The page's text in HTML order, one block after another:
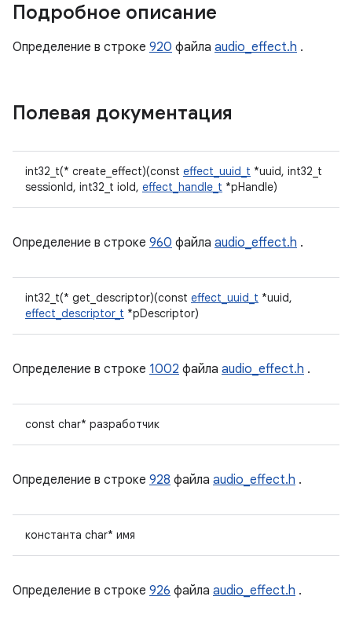
Подробное описание
Определение в строке 920 файла audio_effect.h .
Полевая документация
int32_t(* create_effect)(const effect_uuid_t *uuid, int32_t
sessionId, int32_t ioId, effect_handle_t *pHandle)
Определение в строке 960 файла audio_effect.h .
int32_t(* get_descriptor)(const effect_uuid_t *uuid,
effect_descriptor_t *pDescriptor)
Определение в строке 1002 файла audio_effect.h .
const char* разработчик
Определение в строке 928 файла audio_effect.h .
константа char* имя
Определение в строке 926 файла audio_effect.h .